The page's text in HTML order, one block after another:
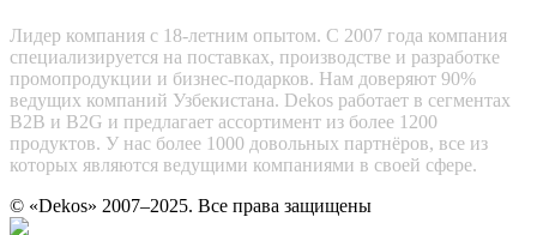
Лидер компания с 18-летним опытом. С 2007 года компания
специализируется на поставках, производстве и разработке
промопродукции и бизнес-подарков. Нам доверяют 90%
ведущих компаний Узбекистана. Dekos работает в сегментах
B2B и B2G и предлагает ассортимент из более 1200
продуктов. У нас более 1000 довольных партнёров, все из
которых являются ведущими компаниями в своей сфере.
© «Dekos» 2007–2025. Все права защищены